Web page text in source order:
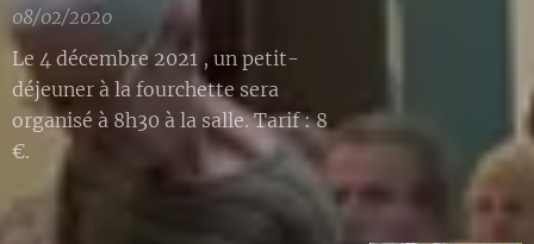
08/02/2020
Le 4 décembre 2021 , un petit-
déjeuner à la fourchette sera
organisé à 8h30 à la salle. Tarif : 8
€.